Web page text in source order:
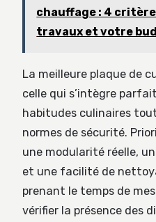
chauffage : 4
travaux et votre
La meilleure plaque de
celle qui s’intègre
habitudes culinaires
normes de sécurité.
une modularité réelle,
et une facilité de
prenant le temps de
vérifier la présence des